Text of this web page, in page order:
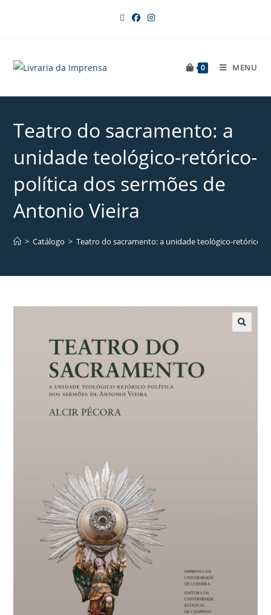
0 MENU
Teatro do sacramento: a
unidade teológico-retórico-
política dos sermões de
Antonio Vieira
> Catálogo > Teatro do sacramento: a unidade teológico-retórico-